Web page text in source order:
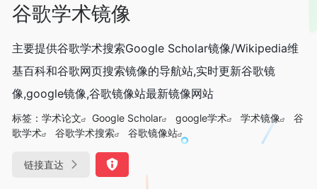
谷歌学术镜像
主要提供谷歌学术搜索Google Scholar镜像/Wikipedia维
基百科和谷歌网页搜索镜像的导航站,实时更新谷歌镜
像,google镜像,谷歌镜像站最新镜像网站
标签： 学术论文 Google Scholar google学术 学术镜像
谷
歌学术
谷歌学术搜索 谷歌镜像站
链接直达